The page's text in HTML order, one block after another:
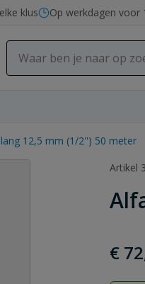
klus Op werkdagen voor
12,5 mm (1/2'') 50 meter
Artikel
€